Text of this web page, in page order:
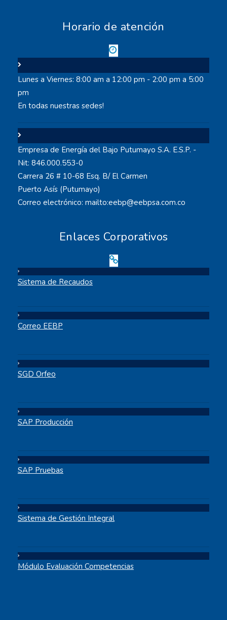
Horario de atención
Lunes a Viernes: 8:00 am a 12:00 pm - 2:00 pm a 5:00
pm
En todas nuestras sedes!
Empresa de Energía del Bajo Putumayo S.A. E.S.P. -
Nit: 846.000.553-0
Carrera 26 # 10-68 Esq. B/ El Carmen
Puerto Asís (Putumayo)
Correo electrónico: mailto:eebp@eebpsa.com.co
Enlaces Corporativos
Sistema de Recaudos
Correo EEBP
SGD Orfeo
SAP Producción
SAP Pruebas
Sistema de Gestión Integral
Módulo Evaluación Competencias